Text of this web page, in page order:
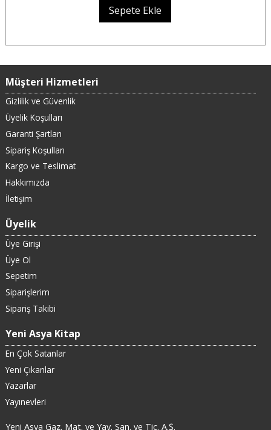
Sepete Ekle
Müşteri Hizmetleri
Gizlilik ve Güvenlik
Üyelik Koşulları
Garanti Şartları
Sipariş Koşulları
Kargo ve Teslimat
Hakkımızda
İletişim
Üyelik
Üye Girişi
Üye Ol
Sepetim
Siparişlerim
Sipariş Takibi
Yeni Asya Kitap
En Çok Satanlar
Yeni Çıkanlar
Yazarlar
Yayınevleri
Yeni Asya Gaz. Mat. ve Yay. San. ve Tic. A.Ş.